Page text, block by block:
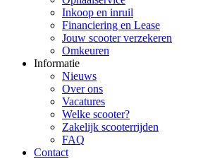
Inkoop en inruil
Financiering en Lease
Jouw scooter verzekeren
Omkeuren
Informatie
Nieuws
Over ons
Vacatures
Welke scooter?
Zakelijk scooterrijden
FAQ
Contact